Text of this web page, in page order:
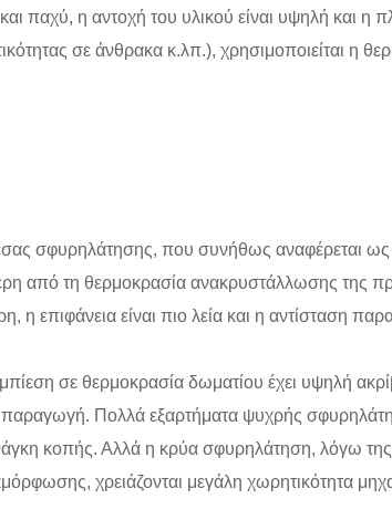
παχύ, η αντοχή του υλικού είναι υψηλή και
σε άνθρακα κ.λπ.), χρησιμοποιείται η
σφυρηλάτησης, που συνήθως αναφέρεται
από τη θερμοκρασία ανακρυστάλλωσης της
επιφάνεια είναι πιο λεία και η αντίσταση
σε θερμοκρασία δωματίου έχει υψηλή
παραγωγή. Πολλά εξαρτήματα ψυχρής
κοπής. Αλλά η κρύα σφυρηλάτηση, λόγω
χρειάζονται μεγάλη χωρητικότητα